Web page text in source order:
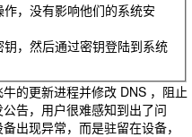
作，没有影响他们的系统安
，然后通过密钥登陆到系统
的更新进程并修改 DNS ，阻止
告，用户很难感知到出了问
出现异常，而是驻留在设备，